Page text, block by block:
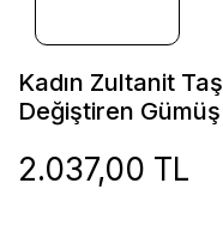
Kadın Zultanit
Değiştiren
2.037,00 TL